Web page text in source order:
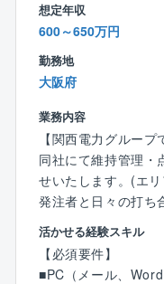
備。生産性向上とワ
しています。
想定年収
600～650万円
勤務地
大阪府
業務内容
【関西電力グルー
同社にて維持管理・
せいたします。(エ
発注者と日々の打ち
と調整しながら工事
案件にもよりますが
い環境です。
活かせる経験スキル
【必須要件】
■PC（メール、